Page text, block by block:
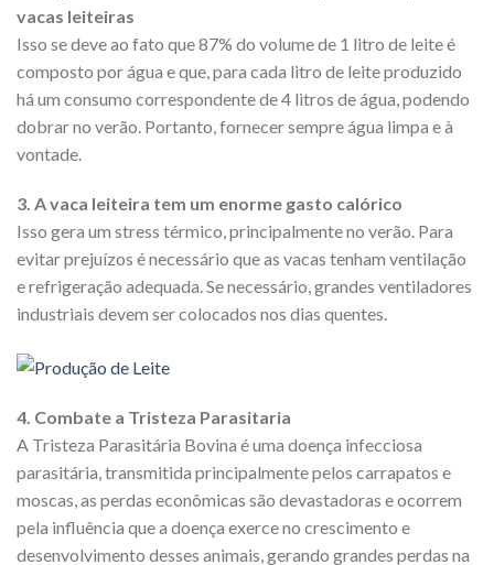
vacas leiteiras
Isso se deve ao fato que 87% do volume de 1 litro de leite é
composto por água e que, para cada litro de leite produzido
há um consumo correspondente de 4 litros de água, podendo
dobrar no verão. Portanto, fornecer sempre água limpa e à
vontade.
3. A vaca leiteira tem um enorme gasto calórico
Isso gera um stress térmico, principalmente no verão. Para
evitar prejuízos é necessário que as vacas tenham ventilação
e refrigeração adequada. Se necessário, grandes ventiladores
industriais devem ser colocados nos dias quentes.
4. Combate a Tristeza Parasitaria
A Tristeza Parasitária Bovina é uma doença infecciosa
parasitária, transmitida principalmente pelos carrapatos e
moscas, as perdas econômicas são devastadoras e ocorrem
pela influência que a doença exerce no crescimento e
desenvolvimento desses animais, gerando grandes perdas na